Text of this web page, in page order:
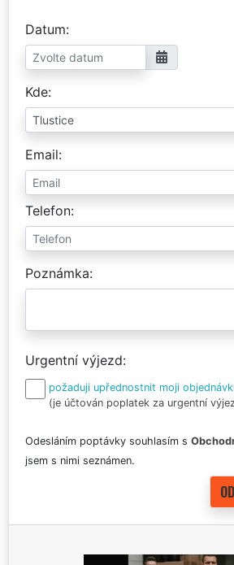
Datum
Kde
Email
Telefon
Poznámka
Urgentní výjezd
požaduji upřednostnit moji
(je účtován poplatek za urgentní
Odesláním poptávky souhlasím s
jsem s nimi seznámen.